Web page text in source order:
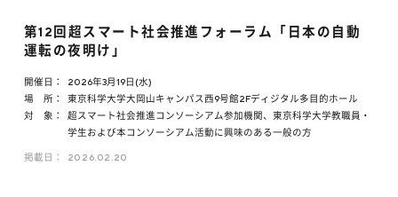
第12回超スマート社会推進フォーラム「日本の自動
運転の夜明け」
開催日：
2026年3月19日(水)
場 所：
東京科学大学大岡山キャンパス西9号館2Fディジタル多目的ホール
対 象：
超スマート社会推進コンソーシアム参加機関、東京科学大学教職員・
学生および本コンソーシアム活動に興味のある一般の方
掲載日： 2026.02.20